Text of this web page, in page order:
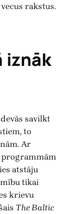
rakstus.
iznāk
savilkt
to
Ar
programmām
atstāju
tikai
krievu
The Baltic